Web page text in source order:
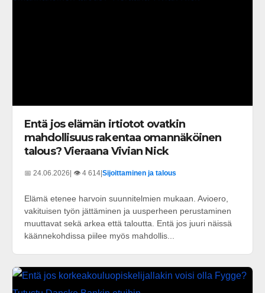
Entä jos elämän irtiotot ovatkin
mahdollisuus rakentaa omannäköinen
talous? Vieraana Vivian Nick
📅 24.06.2026| 👁️ 4 614|Sijoittaminen ja talous
Elämä etenee harvoin suunnitelmien mukaan. Avioero,
vakituisen työn jättäminen ja uusperheen perustaminen
muuttavat sekä arkea että taloutta. Entä jos juuri näissä
käännekohdissa piilee myös mahdollis...